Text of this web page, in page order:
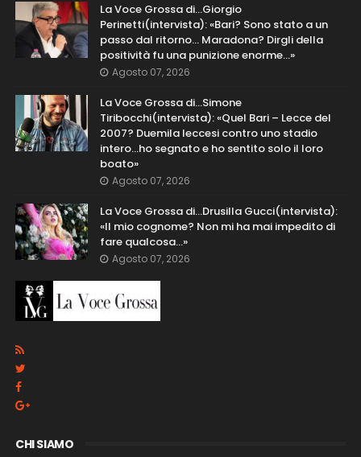
La Voce Grossa di…Giorgio
Perinetti(intervista): «Bari? Sono stato a un
passo dal ritorno... Maradona? Dirgli della
positività fu una punizione enorme…»
Agosto 07, 2026
La Voce Grossa di…Simone
Tiribocchi(intervista): «Quel Bari – Lecce del
2007? Duemila leccesi contro uno stadio
intero...ho segnato e ho sentito solo il loro
boato»
Agosto 07, 2026
La Voce Grossa di…Drusilla Gucci(intervista):
«Il mio cognome? Non mi ha mai impedito di
fare qualcosa…»
Agosto 07, 2026
CHI SIAMO